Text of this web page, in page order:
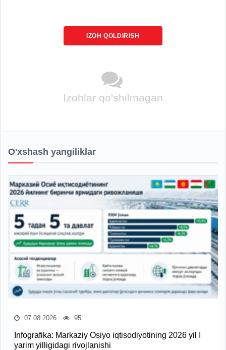
IZOH QOLDIRISH
Izohlar qo'shilmagan
O'xshash yangiliklar
07.08.2026 95
Infografika: Markaziy Osiyo iqtisodiyotining 2026 yil I
yarim yilligidagi rivojlanishi